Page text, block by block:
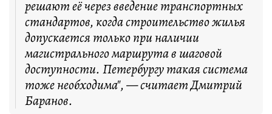
решают её через введение транспортных
стандартов, когда строительство жилья
допускается только при наличии
магистрального маршрута в шаговой
доступности. Петербургу такая система
тоже необходима", — считает Дмитрий
Баранов.